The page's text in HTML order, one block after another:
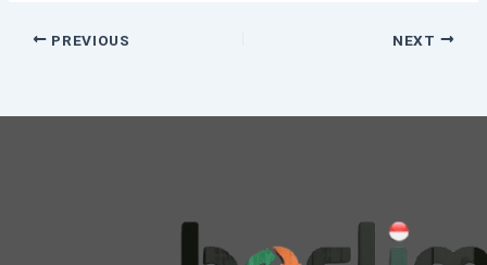
PREVIOUS NEXT